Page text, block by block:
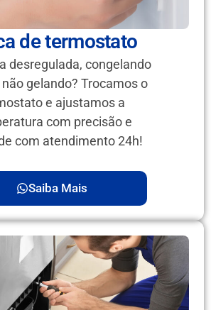
de termostato
desregulada, congelando
gelando? Trocamos o
e ajustamos a
com precisão e
com atendimento 24h!
Saiba Mais